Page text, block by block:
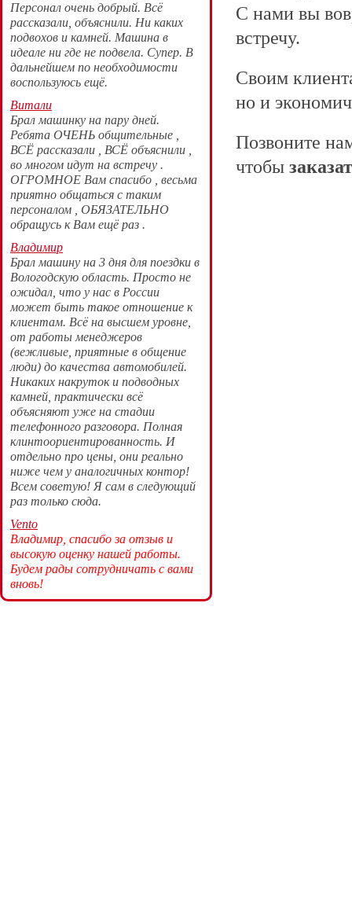
Персонал очень добрый. Всё
рассказали, объяснили. Ни каких
подвохов и камней. Машина в
идеале ни где не подвела. Супер. В
дальнейшем по необходимости
воспользуюсь ещё.
Витали
Брал машинку на пару дней.
Ребята ОЧЕНЬ общительные ,
ВСЁ рассказали , ВСЁ объяснили ,
во многом идут на встречу .
ОГРОМНОЕ Вам спасибо , весьма
приятно общаться с таким
персоналом , ОБЯЗАТЕЛЬНО
обращусь к Вам ещё раз .
Владимир
Брал машину на 3 дня для поездки в
Вологодскую область. Просто не
ожидал, что у нас в России
может быть такое отношение к
клиентам. Всë на высшем уровне,
от работы менеджеров
(вежливые, приятные в общение
люди) до качества автомобилей.
Никаких накруток и подводных
камней, практически всë
объясняют уже на стадии
телефонного разговора. Полная
клинтоориентированность. И
отдельно про цены, они реально
ниже чем у аналогичных контор!
Всем советую! Я сам в следующий
раз только сюда.
Vento
Владимир, спасибо за отзыв и
высокую оценку нашей работы.
Будем рады сотрудничать с вами
вновь!
С нами вы
встречу.
Своим
но и
Позвоните
чтобы